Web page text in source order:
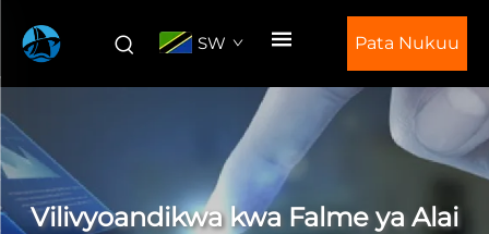
SW Pata Nukuu
Vilivyoandikwa kwa Falme ya Alai